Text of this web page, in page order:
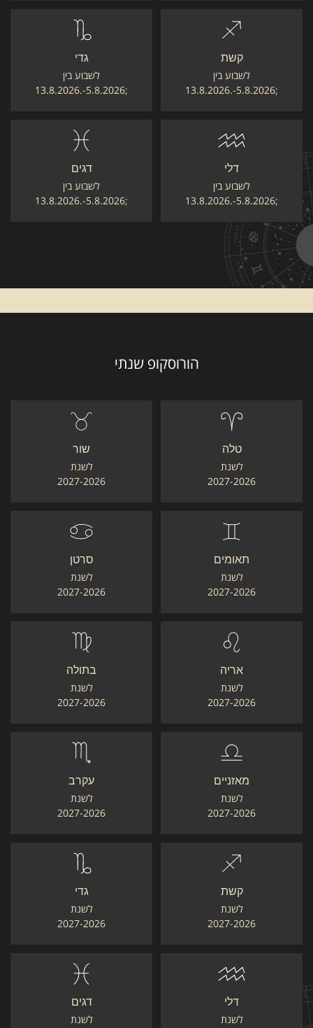
קשת
לשבוע בין
;5.8.2026-.13.8.2026
גדי
לשבוע בין
;5.8.2026-.13.8.2026
דלי
לשבוע בין
;5.8.2026-.13.8.2026
דגים
לשבוע בין
;5.8.2026-.13.8.2026
הורוסקופ שנתי
טלה
לשנת
2027-2026
שור
לשנת
2027-2026
תאומים
לשנת
2027-2026
סרטן
לשנת
2027-2026
אריה
לשנת
2027-2026
בתולה
לשנת
2027-2026
מאזניים
לשנת
2027-2026
עקרב
לשנת
2027-2026
קשת
לשנת
2027-2026
גדי
לשנת
2027-2026
דלי
לשנת
דגים
לשנת